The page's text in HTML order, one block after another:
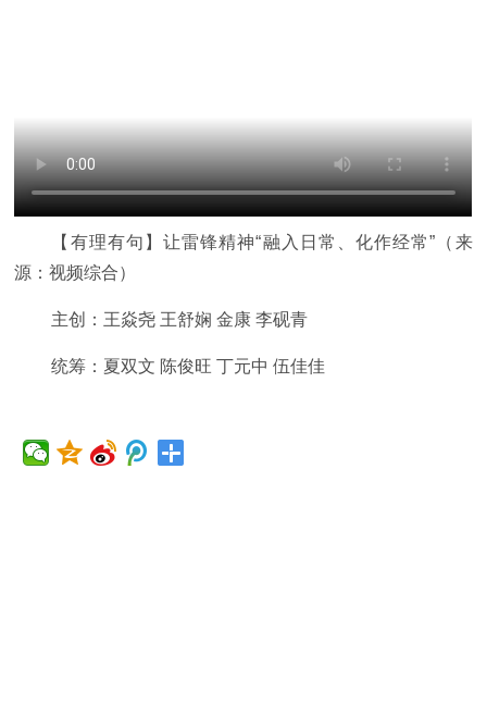
【有理有句】让雷锋精神“融入日常、化作经常”（来
源：视频综合）
主创：王焱尧 王舒娴 金康 李砚青
统筹：夏双文 陈俊旺 丁元中 伍佳佳